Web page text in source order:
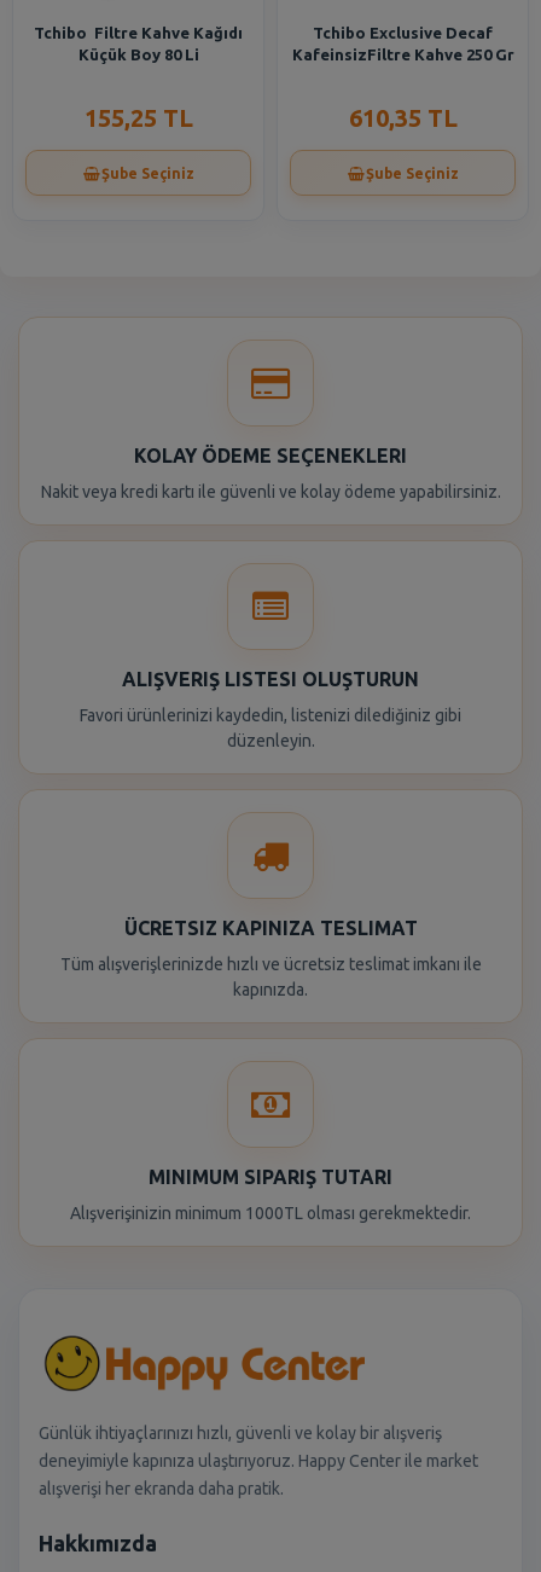
Tchibo Filtre Kahve Kağıdı
Küçük Boy 80 Li
155,25 TL
Şube Seçiniz
Tchibo Exclusive Decaf
KafeinsizFiltre Kahve 250 Gr
610,35 TL
Şube Seçiniz
KOLAY ÖDEME SEÇENEKLERI
Nakit veya kredi kartı ile güvenli ve kolay ödeme yapabilirsiniz.
ALIŞVERIŞ LISTESI OLUŞTURUN
Favori ürünlerinizi kaydedin, listenizi dilediğiniz gibi
düzenleyin.
ÜCRETSIZ KAPINIZA TESLIMAT
Tüm alışverişlerinizde hızlı ve ücretsiz teslimat imkanı ile
kapınızda.
MINIMUM SIPARIŞ TUTARI
Alışverişinizin minimum 1000TL olması gerekmektedir.
Günlük ihtiyaçlarınızı hızlı, güvenli ve kolay bir alışveriş
deneyimiyle kapınıza ulaştırıyoruz. Happy Center ile market
alışverişi her ekranda daha pratik.
Hakkımızda